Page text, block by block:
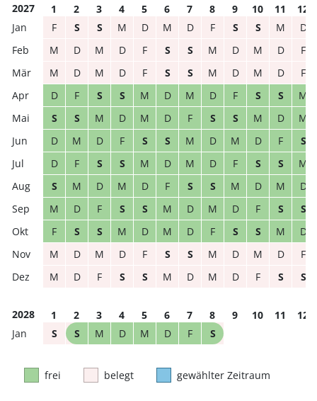
2027 1 2 3 4 5 6 7 8 9 10 11
12
F
S S M D M D F S S M
D
M
D M D F S S M D M D
F
M
D M D F S S M D M D
F
D
F S S M D M D F S S
M
S
S M D M D F S S M D
M
D
M D F S S M D M D F
S
D
F S S M D M D F S S
M
S
M D M D F S S M D M
D
M
D F S S M D M D F S
S
F
S S M D M D F S S M
D
M
D M D F S S M D M D
F
M
D F S S M D M D F S S
2028 1 2 3 4 5 6 7 8 9 10 11
12
S
S M D M D F S
frei belegt gewählter Zeitraum